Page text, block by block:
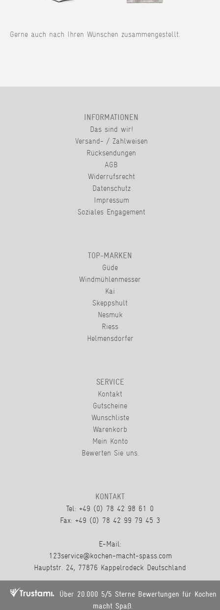
Gerne auch nach Ihren Wünschen zusammengestellt.
INFORMATIONEN
Das sind wir!
Versand- / Zahlweisen
Rücksendungen
AGB
Widerrufsrecht
Datenschutz
Impressum
Soziales Engagement
TOP-MARKEN
Güde
Windmühlenmesser
Kai
Skeppshult
Nesmuk
Riess
Helmensdorfer
SERVICE
Kontakt
Gutscheine
Wunschliste
Warenkorb
Mein Konto
Bewerten Sie uns.
KONTAKT
Tel: +49 (0) 78 42 98 61 0
Fax: +49 (0) 78 42 99 79 45 3
E-Mail:
123service@kochen-macht-spass.com
Hauptstr. 24, 77876 Kappelrodeck Deutschland
Über 20.000 5/5 Sterne Bewertungen für Kochen
macht Spaß.